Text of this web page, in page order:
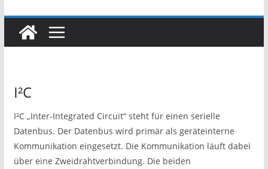
I²C
I²C „Inter-Integrated Circuit“ steht für einen serielle
Datenbus. Der Datenbus wird primär als geräteinterne
Kommunikation eingesetzt. Die Kommunikation läuft dabei
über eine Zweidrahtverbindung. Die beiden